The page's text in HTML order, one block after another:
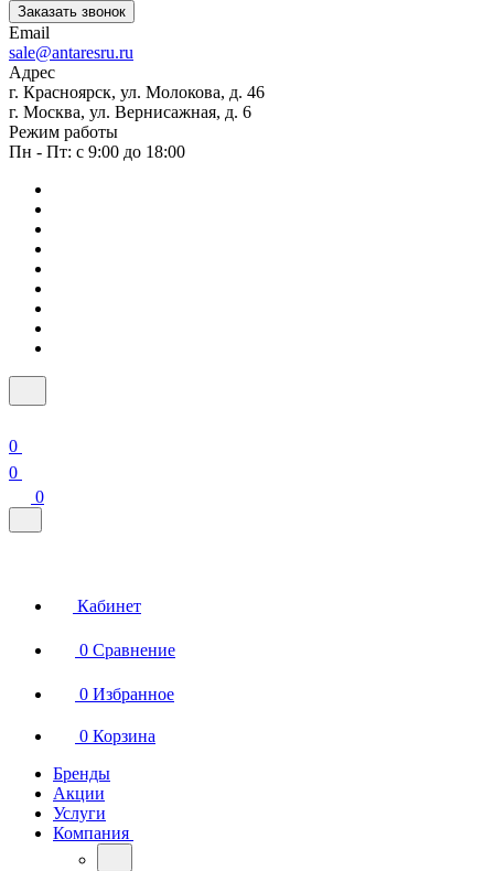
Заказать звонок
Email
sale@antaresru.ru
Адрес
г. Красноярск, ул. Молокова, д. 46
г. Москва, ул. Вернисажная, д. 6
Режим работы
Пн - Пт: с 9:00 до 18:00
0
0
0
Кабинет
0 Сравнение
0 Избранное
0 Корзина
Бренды
Акции
Услуги
Компания